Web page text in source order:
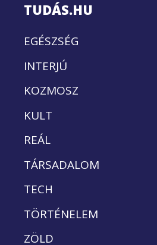
TUDÁS.HU
EGÉSZSÉG
INTERJÚ
KOZMOSZ
KULT
REÁL
TÁRSADALOM
TECH
TÖRTÉNELEM
ZÖLD